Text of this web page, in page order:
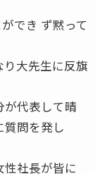
でき ず黙って
大先生に反旗
が代表して晴
質問を発し
性社長が皆に